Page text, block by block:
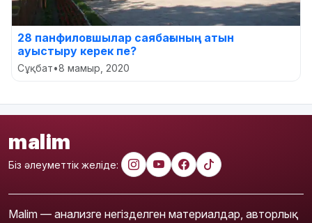
28 панфиловшылар саябағының атын
ауыстыру керек пе?
Сұқбат•8 мамыр, 2020
malim
Біз әлеуметтік желіде:
Malim — анализге негізделген материалдар, авторлық